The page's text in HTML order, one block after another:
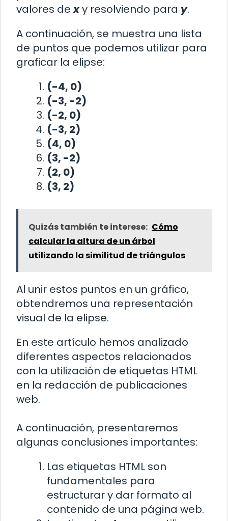
valores dexy resolviendo para y.
A continuación, se muestra una lista
de puntos que podemos utilizar para
graficar la elipse:
(-4, 0)
(-3, -2)
(-2, 0)
(-3, 2)
(4, 0)
(3, -2)
(2, 0)
(3, 2)
Quizás también te interese: Cómo
calcular la altura de un árbol
utilizando la similitud de triángulos
Al unir estos puntos en un gráfico,
obtendremos una representación
visual de la elipse.
En este artículo hemos analizado
diferentes aspectos relacionados
con la utilización de etiquetas HTML
en la redacción de publicaciones
web.
A continuación, presentaremos
algunas conclusiones importantes:
Las etiquetas HTML son
fundamentales para
estructurar y dar formato al
contenido de una página web.